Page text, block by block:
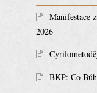
Manifestace
2026
BKP: Co